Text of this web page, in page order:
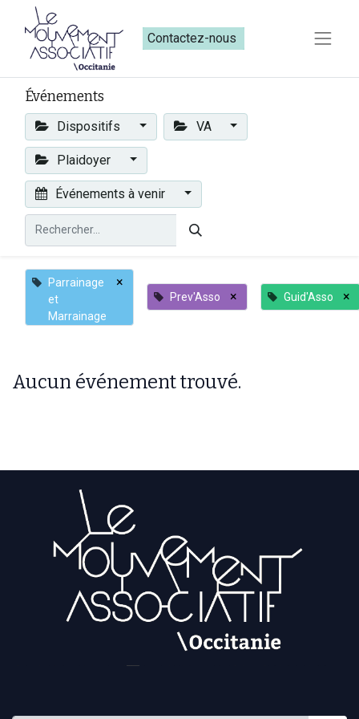
Contactez-nous​​
Événements
Dispositifs VA
Plaidoyer
Événements à venir
Parrainage
et
Marrainage
×
Prev'Asso × Guid'Asso ×
Aucun événement trouvé.